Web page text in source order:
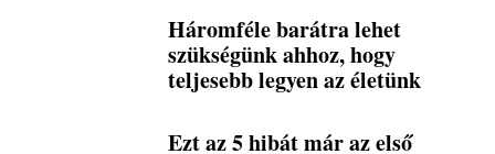
Háromféle barátra lehet
szükségünk ahhoz, hogy
teljesebb legyen az életünk
Ezt az 5 hibát már az első